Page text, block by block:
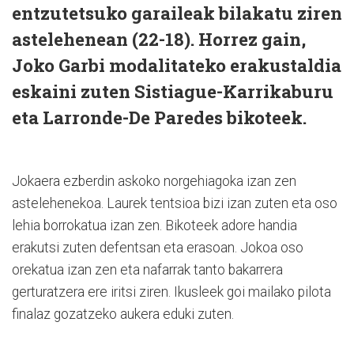
entzutetsuko garaileak bilakatu ziren
astelehenean (22-18). Horrez gain,
Joko Garbi modalitateko erakustaldia
eskaini zuten Sistiague-Karrikaburu
eta Larronde-De Paredes bikoteek.
Jokaera ezberdin askoko norgehiagoka izan zen
astelehenekoa. Laurek tentsioa bizi izan zuten eta oso
lehia borrokatua izan zen. Bikoteek adore handia
erakutsi zuten defentsan eta erasoan. Jokoa oso
orekatua izan zen eta nafarrak tanto bakarrera
gerturatzera ere iritsi ziren. Ikusleek goi mailako pilota
finalaz gozatzeko aukera eduki zuten.